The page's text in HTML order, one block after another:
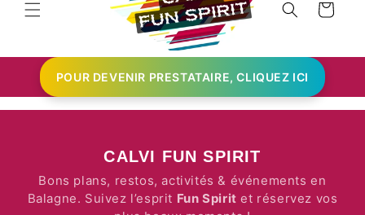
Panier
POUR DEVENIR PRESTATAIRE, CLIQUEZ ICI
CALVI FUN SPIRIT
Bons plans, restos, activités & événements en
Balagne. Suivez l’esprit Fun Spirit et réservez vos